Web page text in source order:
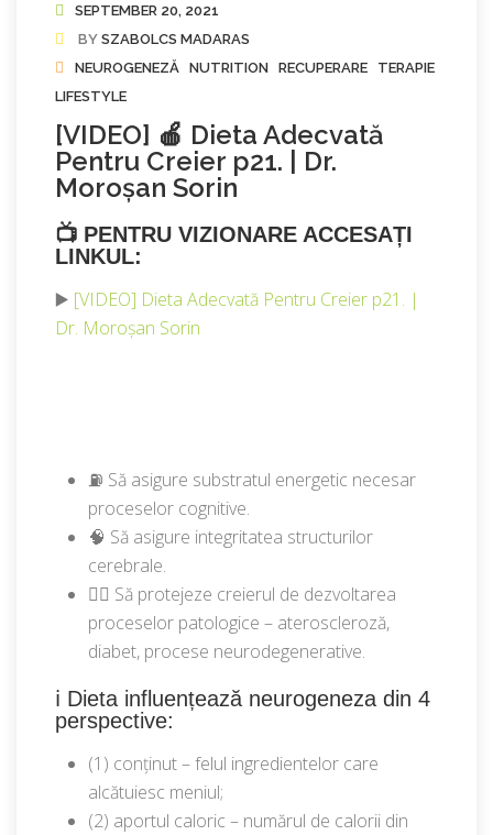
SEPTEMBER 20, 2021
BY SZABOLCS MADARAS
NEUROGENEZĂ
NUTRITION RECUPERARE
TERAPIE
LIFESTYLE
[VIDEO] 🍎 Dieta Adecvată
Pentru Creier p21. | Dr.
Moroșan Sorin
📺 PENTRU VIZIONARE ACCESAȚI
LINKUL:
▶️ [VIDEO] Dieta Adecvată Pentru Creier p21. |
Dr. Moroșan Sorin
⛽ Să asigure substratul energetic necesar
proceselor cognitive.
🧠 Să asigure integritatea structurilor
cerebrale.
👨‍⚕️ Să protejeze creierul de dezvoltarea
proceselor patologice – ateroscleroză,
diabet, procese neurodegenerative.
ℹ️ Dieta influențează neurogeneza din 4
perspective:
(1) conținut – felul ingredientelor care
alcătuiesc meniul;
(2) aportul caloric – numărul de calorii din